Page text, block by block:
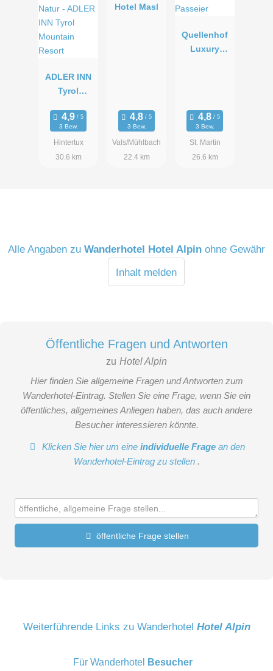
ADLER INN
Tyrol
Resort
3 Bew.
Hintertux
30.6 km
Hotel Masl
3 Bew.
Vals/Mühlbach
22.4 km
Quellenhof
Luxury
3 Bew.
St. Martin
26.6 km
Alle Angaben zuWanderhotel Hotel Alpin ohne Gewähr
Inhalt melden
Öffentliche Fragen und Antworten
zu Hotel Alpin
Hier finden Sie allgemeine Fragen und Antworten zum
Wanderhotel-Eintrag. Stellen Sie eine Frage, wenn Sie ein
öffentliches, allgemeines Anliegen haben, das auch andere
Besucher interessieren könnte.
Klicken Sie hier um eineindividuelle Frage an den
Wanderhotel-Eintrag zu stellen .
öffentliche Frage stellen
E-Mail-Adresse (wird nicht veröffentlicht)
Weiterführende Links zu Wanderhotel Hotel Alpin
Für Wanderhotel Besucher